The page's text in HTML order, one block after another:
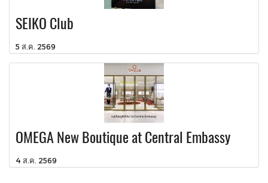
SEIKO Club
5 ส.ค. 2569
OMEGA New Boutique at Central Embassy
4 ส.ค. 2569